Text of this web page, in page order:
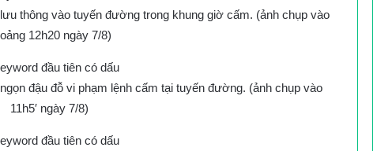
thông vào tuyến đường trong khung giờ cấm. (ảnh chụp vào
12h20 ngày 7/8)
đậu đỗ vi phạm lệnh cấm tại tuyến đường. (ảnh chụp vào
11h5′ ngày 7/8)